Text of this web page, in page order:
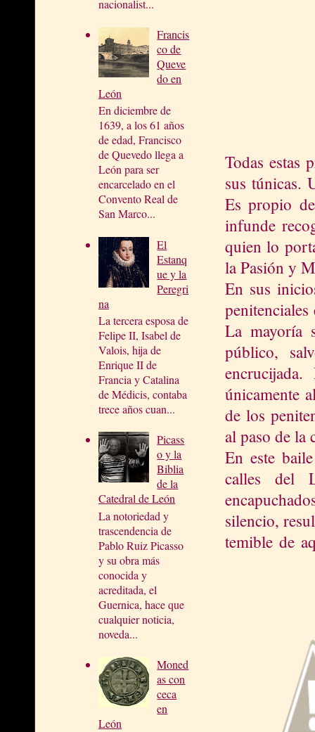
nacionalist...
Francis
co de
Queve
do en
León
En diciembre de
1639, a los 61 años
de edad, Francisco
de Quevedo llega a
León para ser
encarcelado en el
Convento Real de
San Marco...
El
Estanq
ue y la
Peregri
na
La tercera esposa de
Felipe II, Isabel de
Valois, hija de
Enrique II de
Francia y Catalina
de Médicis, contaba
trece años cuan...
Picass
o y la
Biblia
de la
Catedral de León
La notoriedad y
trascendencia de
Pablo Ruiz Picasso
y su obra más
conocida y
acreditada, el
Guernica, hace que
cualquier noticia,
noveda...
Moned
as con
ceca
en
León
Todas estas
sus túnicas.
Es propio
infunde
quien lo
la Pasión y
En sus
La mayoría
público,
únicamente
de los
al paso de la
En este
calles del
silencio,
temible de